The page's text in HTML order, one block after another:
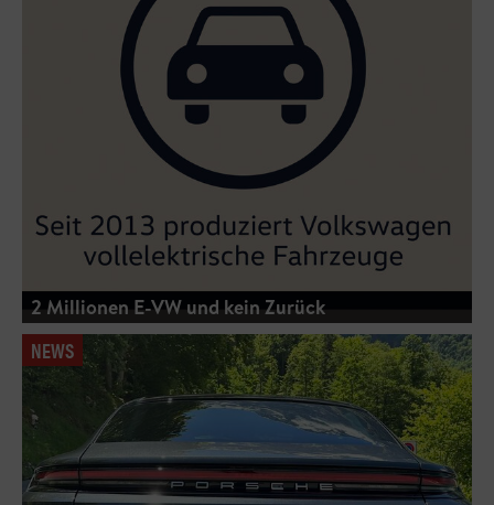
2 Millionen E-VW und kein Zurück
NEWS